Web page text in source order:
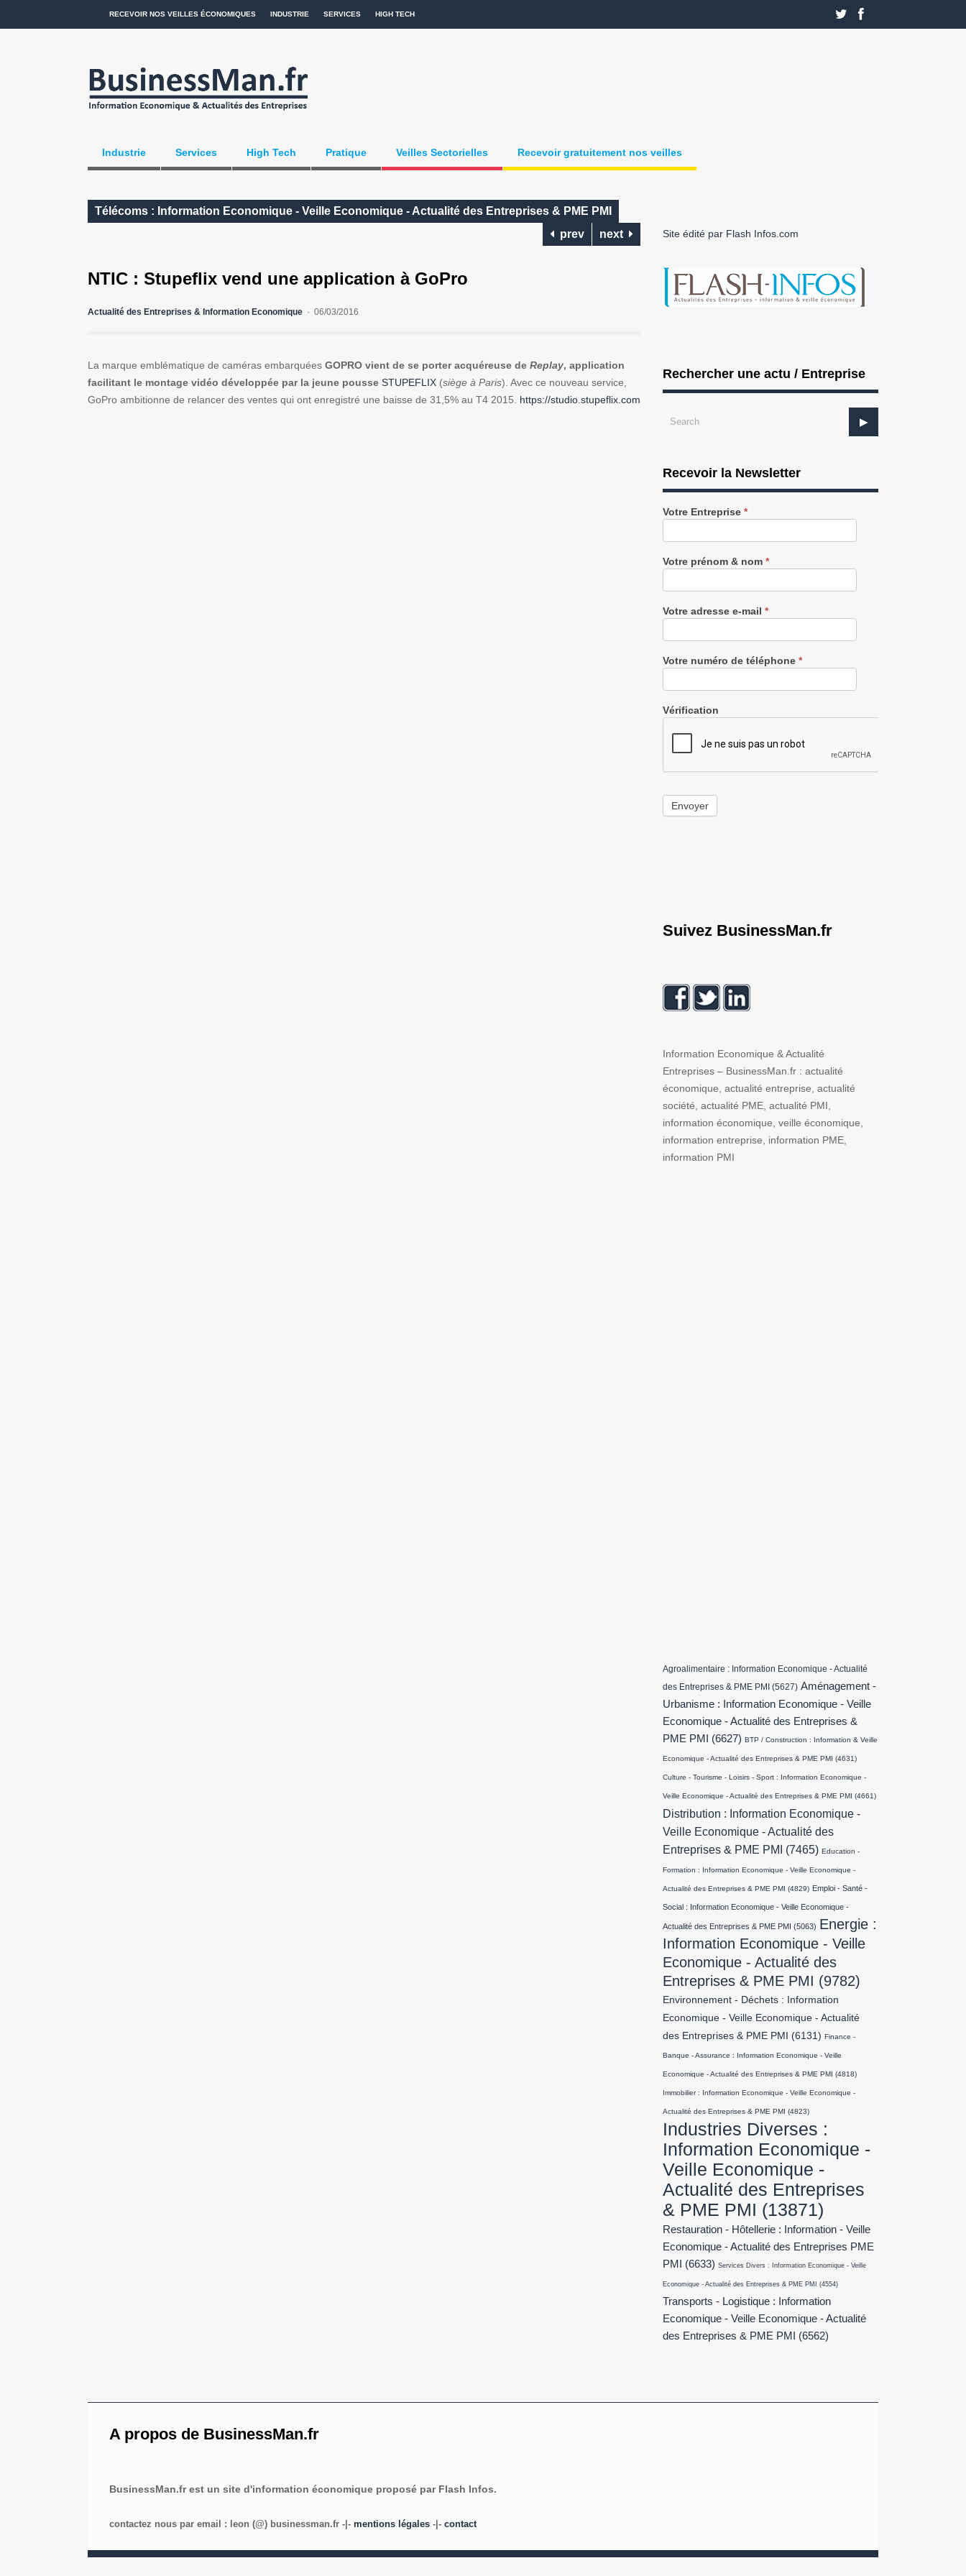
RECEVOIR NOS VEILLES ÉCONOMIQUES INDUSTRIE SERVICES HIGH TECH
Industrie Services High Tech Pratique Veilles Sectorielles Recevoir gratuitement nos veilles
Télécoms : Information Economique - Veille Economique - Actualité des Entreprises & PME PMI
prev
next
NTIC : Stupeflix vend une application à GoPro
Actualité des Entreprises & Information Economique 06/03/2016
La marque emblématique de caméras embarquées GOPRO vient de se porter acquéreuse de Replay, application
facilitant le montage vidéo développée par la jeune pousse STUPEFLIX (siège à Paris). Avec ce nouveau service,
GoPro ambitionne de relancer des ventes qui ont enregistré une baisse de 31,5% au T4 2015. https://studio.stupeflix.com
Site édité par Flash Infos.com
Rechercher une actu / Entreprise
Recevoir la Newsletter
Recevez
notre
gratuitement
Votre Entreprise *
Votre prénom & nom *
Votre adresse e-mail *
Votre numéro de téléphone *
Vérification
Envoyer
Suivez BusinessMan.fr
Information Economique & Actualité
Entreprises – BusinessMan.fr : actualité
économique, actualité entreprise, actualité
société, actualité PME, actualité PMI,
information économique, veille économique,
information entreprise, information PME,
information PMI
Agroalimentaire : Information Economique - Actualité
des Entreprises & PME PMI (5627) Aménagement -
Urbanisme : Information Economique - Veille
Economique - Actualité des Entreprises &
PME PMI
(6627) BTP / Construction : Information & Veille
Economique - Actualité des Entreprises & PME PMI (4631)
Culture - Tourisme - Loisirs - Sport : Information Economique -
Veille Economique - Actualité des Entreprises & PME PMI (4661)
Distribution : Information Economique -
Veille Economique - Actualité des
Entreprises & PME PMI (7465) Education -
Formation : Information Economique - Veille Economique -
Actualité des Entreprises & PME PMI (4829) Emploi - Santé -
Social : Information Economique - Veille Economique -
Actualité des Entreprises & PME PMI (5063) Energie :
Information Economique - Veille
Economique - Actualité des
Entreprises & PME PMI (9782)
Environnement - Déchets : Information
Economique - Veille Economique - Actualité
des Entreprises & PME PMI
(6131) Finance -
Banque - Assurance : Information Economique - Veille
Economique - Actualité des Entreprises & PME PMI (4818)
Immobilier : Information Economique - Veille Economique -
Actualité des Entreprises & PME PMI (4823)
Industries Diverses :
Information Economique -
Veille Economique -
Actualité des Entreprises
& PME PMI (13871)
Restauration - Hôtellerie : Information - Veille
Economique - Actualité des Entreprises PME
PMI
(6633) Services Divers : Information Economique - Veille
Economique - Actualité des Entreprises & PME PMI (4554)
Transports - Logistique : Information
Economique - Veille Economique - Actualité
des Entreprises & PME PMI
(6562)
A propos de BusinessMan.fr
BusinessMan.fr est un site d'information économique proposé par Flash Infos.
contactez nous par email : leon (@) businessman.fr -|- mentions légales -|- contact